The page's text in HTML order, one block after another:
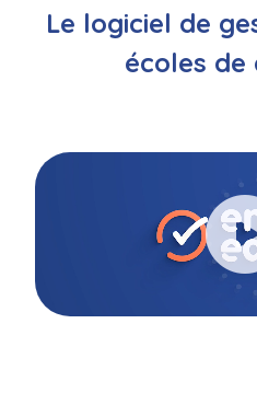
Le logiciel de
écoles de